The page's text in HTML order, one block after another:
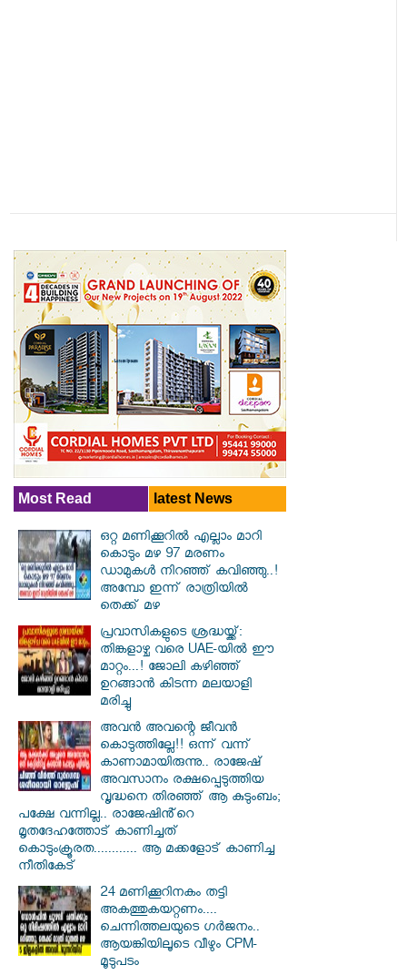
Most Read latest News
ഒറ്റ മണിക്കൂറിൽ എല്ലാം മാറി
കൊടും മഴ 97 മരണം
ഡാമുകൾ നിറഞ്ഞ് കവിഞ്ഞു..!
അമ്പോ ഇന്ന് രാത്രിയിൽ
തെക്ക് മഴ
പ്രവാസികളുടെ ശ്രദ്ധയ്ക്ക്:
തിങ്കളാഴ്ച വരെ UAE-യിൽ ഈ
മാറ്റം...! ജോലി കഴിഞ്ഞ്
ഉറങ്ങാൻ കിടന്ന മലയാളി
മരിച്ചു
അവൻ അവന്റെ ജീവൻ
കൊടുത്തില്ലേ!! ഒന്ന് വന്ന്
കാണാമായിരുന്നു.. രാജേഷ്
അവസാനം രക്ഷപ്പെടുത്തിയ
വൃദ്ധനെ തിരഞ്ഞ് ആ കുടുംബം;
പക്ഷേ വന്നില്ല.. രാജേഷിൻ്റെ
മൃതദേഹത്തോട് കാണിച്ചത്
കൊടുംക്രൂരത............ ആ മക്കളോട് കാണിച്ച
നീതികേട്
24 മണിക്കൂറിനകം തട്ടി
അകത്തുകയറ്റണം....
ചെന്നിത്തലയുടെ ഗർജനം..
ആയങ്കിയിലൂടെ വീഴും CPM-
മൂടുപടം